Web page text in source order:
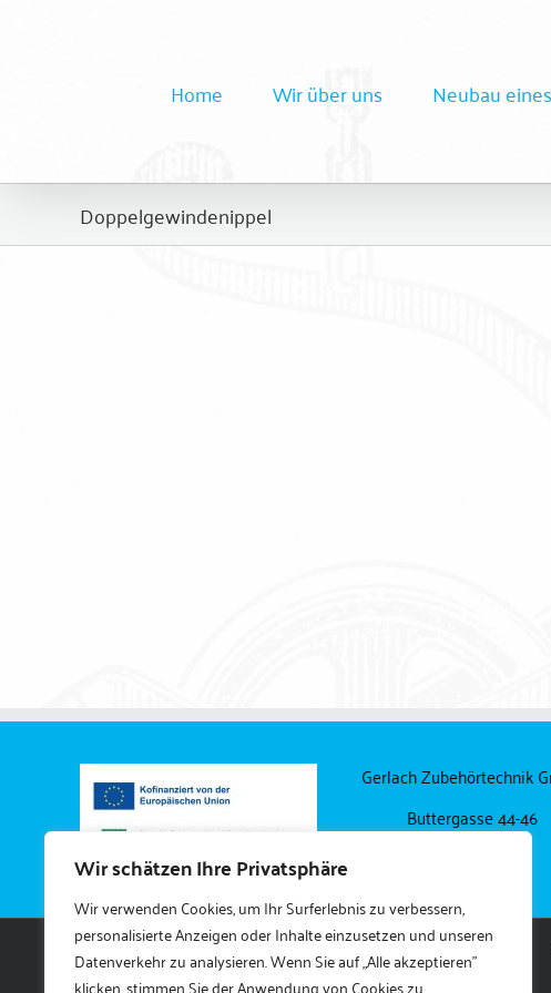
Wir schätzen Ihre Privatsphäre
Wir verwenden Cookies, um Ihr Surferlebnis zu verbessern,
personalisierte Anzeigen oder Inhalte einzusetzen und unseren
Datenverkehr zu analysieren. Wenn Sie auf „Alle akzeptieren"
klicken, stimmen Sie der Anwendung von Cookies zu.
Home Wir über uns Neubau
Doppelgewindenippel
Beffenstifte / Doppelgewindenippel
Gerlach Zubehörtechnik
Buttergasse 44-46